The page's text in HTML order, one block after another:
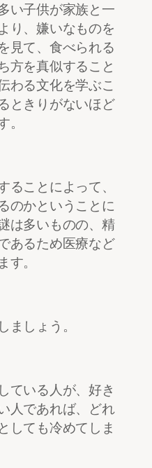
い子供が家族と一
り、嫌いなものを
見て、食べられる
方を真似すること
わる文化を学ぶこ
ときりがないほど
ることによって、
のかということに
は多いものの、精
あるため医療など
す。
ましょう。
ている人が、好き
人であれば、どれ
しても冷めてしま